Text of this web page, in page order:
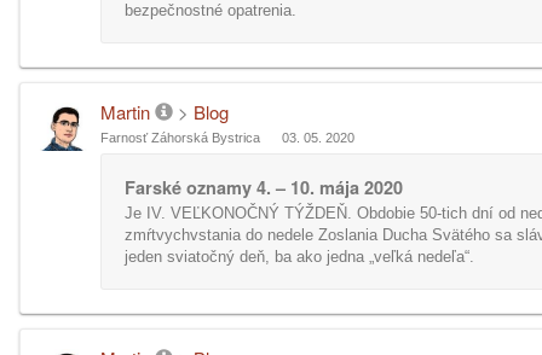
bezpečnostné opatrenia.
Martin > Blog
Farnosť Záhorská Bystrica 03. 05. 2020
Farské oznamy 4. – 10. mája 2020
Je IV. VEĽKONOČNÝ TÝŽDEŇ. Obdobie 50-tich dní od
zmŕtvychvstania do nedele Zoslania Ducha Svätého sa
jeden sviatočný deň, ba ako jedna „veľká nedeľa“.